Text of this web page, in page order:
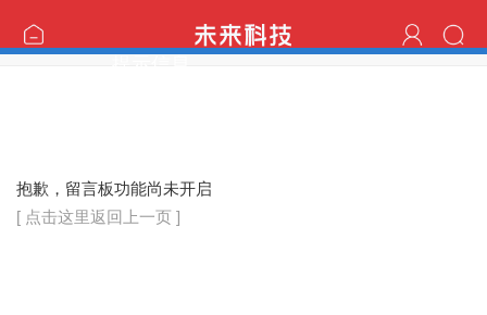
抱歉，留言板功能尚未开启
[ 点击这里返回上一页 ]